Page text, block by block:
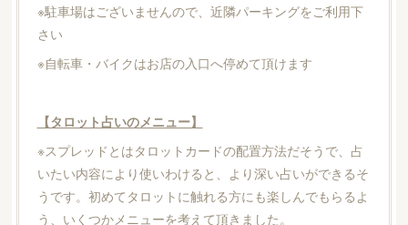
※駐車場はございませんので、近隣パーキングをご利用下
さい
※自転車・バイクはお店の入口へ停めて頂けます
【タロット占いのメニュー】
※スプレッドとはタロットカードの配置方法だそうで、占
いたい内容により使いわけると、より深い占いができるそ
うです。初めてタロットに触れる方にも楽しんでもらるよ
う、いくつかメニューを考えて頂きました。